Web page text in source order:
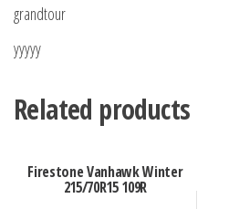
grandtour
yyyyy
Related products
Firestone Vanhawk Winter
215/70R15 109R